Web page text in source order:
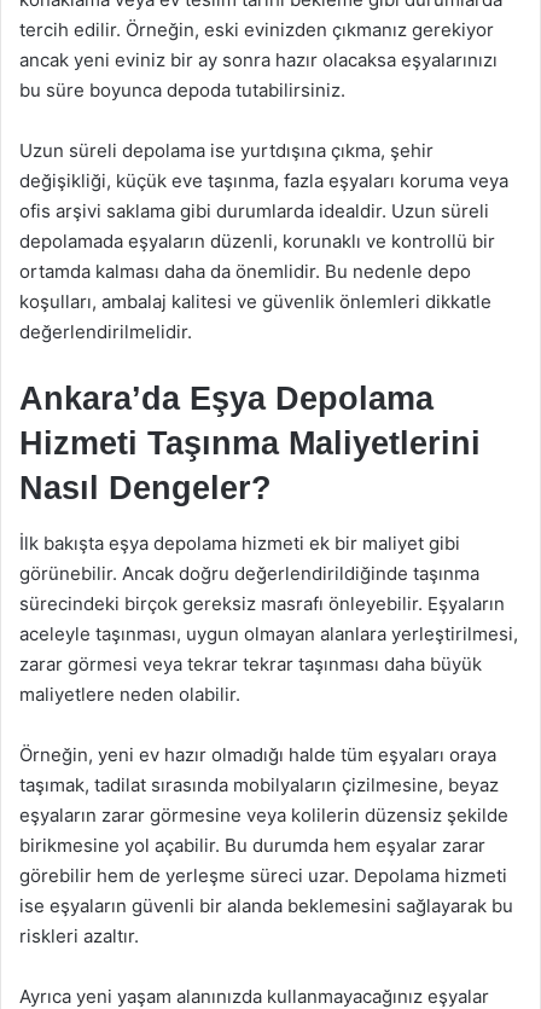
tercih edilir. Örneğin, eski evinizden çıkmanız gerekiyor
ancak yeni eviniz bir ay sonra hazır olacaksa eşyalarınızı
bu süre boyunca depoda tutabilirsiniz.
Uzun süreli depolama ise yurtdışına çıkma, şehir
değişikliği, küçük eve taşınma, fazla eşyaları koruma veya
ofis arşivi saklama gibi durumlarda idealdir. Uzun süreli
depolamada eşyaların düzenli, korunaklı ve kontrollü bir
ortamda kalması daha da önemlidir. Bu nedenle depo
koşulları, ambalaj kalitesi ve güvenlik önlemleri dikkatle
değerlendirilmelidir.
Ankara’da Eşya Depolama
Hizmeti Taşınma Maliyetlerini
Nasıl Dengeler?
İlk bakışta eşya depolama hizmeti ek bir maliyet gibi
görünebilir. Ancak doğru değerlendirildiğinde taşınma
sürecindeki birçok gereksiz masrafı önleyebilir. Eşyaların
aceleyle taşınması, uygun olmayan alanlara yerleştirilmesi,
zarar görmesi veya tekrar tekrar taşınması daha büyük
maliyetlere neden olabilir.
Örneğin, yeni ev hazır olmadığı halde tüm eşyaları oraya
taşımak, tadilat sırasında mobilyaların çizilmesine, beyaz
eşyaların zarar görmesine veya kolilerin düzensiz şekilde
birikmesine yol açabilir. Bu durumda hem eşyalar zarar
görebilir hem de yerleşme süreci uzar. Depolama hizmeti
ise eşyaların güvenli bir alanda beklemesini sağlayarak bu
riskleri azaltır.
Ayrıca yeni yaşam alanınızda kullanmayacağınız eşyalar